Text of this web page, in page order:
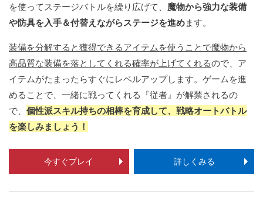
を使ってステージバトルを繰り広げて、 魔物から強力な装備
や防具を入手＆付替えながらステージを進めます。
装備を分解すると獲得できるアイテムを使うことで魔物から
高品質な装備を落としてくれる確率が上げてくれるので、ア
イテムがたまったらすぐにレベルアップします。ゲームを進
めることで、一緒に戦ってくれる『従者』が解禁されるの
で、 個性派スキル持ちの相棒を育成して、戦略オートバトル
を楽しみましょう！
今すぐプレイ 詳しくみる